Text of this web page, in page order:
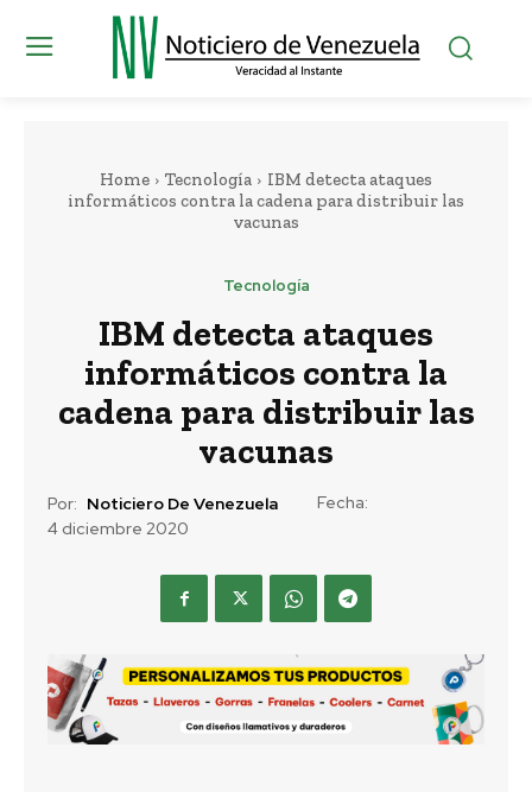
Home Tecnología
IBM detecta ataques
informáticos contra la cadena para distribuir las
vacunas
Tecnología
IBM detecta ataques
informáticos contra la
cadena para distribuir las
vacunas
Por: Noticiero De Venezuela
Fecha:
4 diciembre 2020